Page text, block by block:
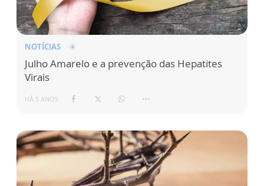
NOTÍCIAS
Julho Amarelo e a prevenção das Hepatites
Virais
HÁ 5 ANOS